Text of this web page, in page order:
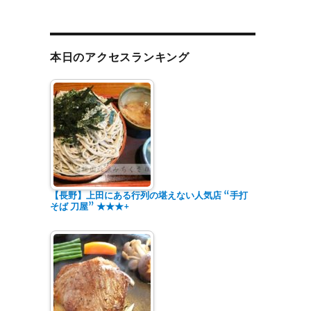
本日のアクセスランキング
【長野】上田にある行列の堪えない人気店 “手打
そば 刀屋” ★★★+